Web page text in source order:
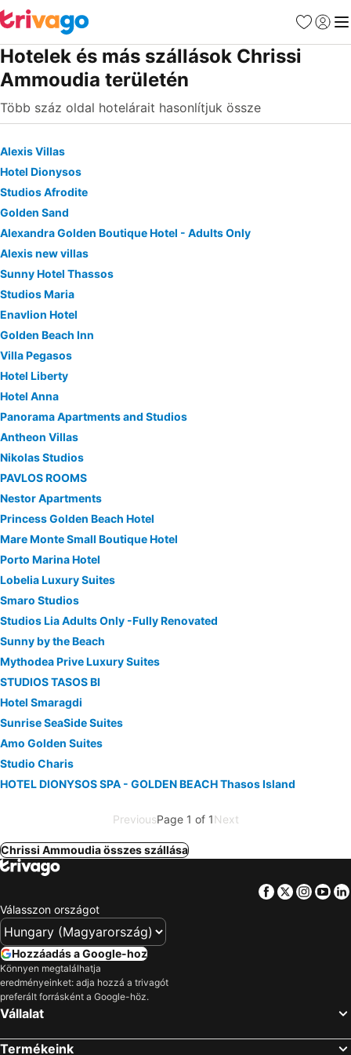
Kedvencek
Hotelek és más szállások Chrissi
Ammoudia területén
Több száz oldal hotelárait hasonlítjuk össze
Alexis Villas
Hotel Dionysos
Studios Afrodite
Golden Sand
Alexandra Golden Boutique Hotel - Adults Only
Alexis new villas
Sunny Hotel Thassos
Studios Maria
Enavlion Hotel
Golden Beach Inn
Villa Pegasos
Hotel Liberty
Hotel Anna
Panorama Apartments and Studios
Antheon Villas
Nikolas Studios
PAVLOS ROOMS
Nestor Apartments
Princess Golden Beach Hotel
Mare Monte Small Boutique Hotel
Porto Marina Hotel
Lobelia Luxury Suites
Smaro Studios
Studios Lia Adults Only -Fully Renovated
Sunny by the Beach
Mythodea Prive Luxury Suites
STUDIOS TASOS BI
Hotel Smaragdi
Sunrise SeaSide Suites
Amo Golden Suites
Studio Charis
HOTEL DIONYSOS SPA - GOLDEN BEACH Thasos Island
PreviousPage 1 of 1Next
Chrissi Ammoudia összes szállása
Facebook
Twitter
Válasszon országot
Hozzáadás a Google-hoz
Könnyen megtalálhatja
eredményeinket: adja hozzá a trivagót
preferált forrásként a Google-höz.
Vállalat
Termékeink